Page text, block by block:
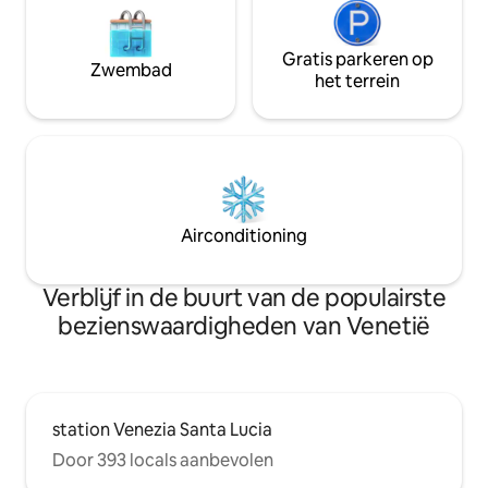
Zwembad
Gratis parkeren op
het terrein
Airconditioning
Verblijf in de buurt van de populairste
bezienswaardigheden van Venetië
station Venezia Santa Lucia
Door 393 locals aanbevolen